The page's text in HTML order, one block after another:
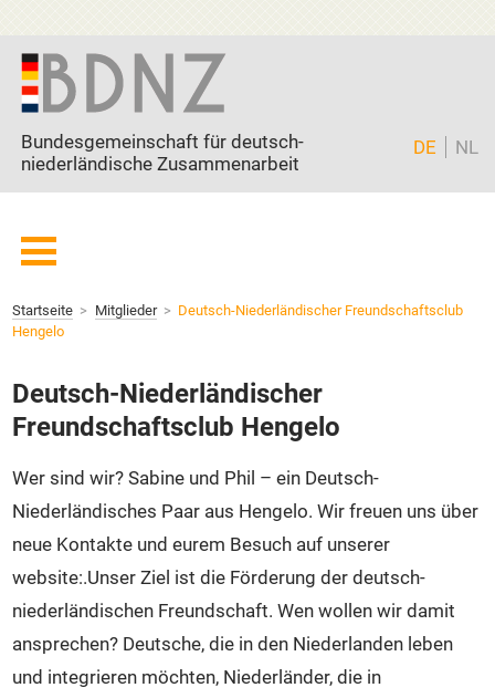
Zum Inhalt springen
Bundesgemeinschaft für deutsch-
niederländische Zusammenarbeit
DE NL
Freunde
Partner
Startseite Mitglieder
Deutsch-Niederländischer Freundschaftsclub
Hengelo
Deutsch-Niederländischer
Freundschaftsclub Hengelo
Wer sind wir? Sabine und Phil – ein Deutsch-
Niederländisches Paar aus Hengelo. Wir freuen uns über
neue Kontakte und eurem Besuch auf unserer
website:.Unser Ziel ist die Förderung der deutsch-
niederländischen Freundschaft. Wen wollen wir damit
ansprechen? Deutsche, die in den Niederlanden leben
und integrieren möchten, Niederländer, die in